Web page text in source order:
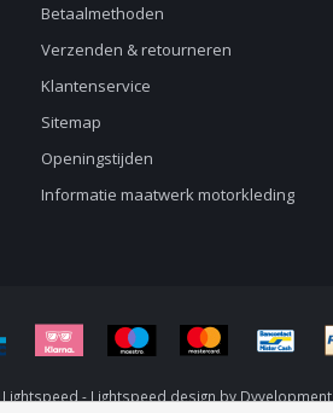
Betaalmethoden
Verzenden & retourneren
Klantenservice
Sitemap
Openingstijden
Informatie maatwerk motorkleding
Lightspeed - Lightspeed design by Dyvelopment